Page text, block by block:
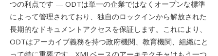
つの利点です — ODTは単一の企業ではなくオープンな標準
によって管理されており、独自のロックインから解放された
長期的なドキュメントアクセスを保証します。これにより、
ODTはアーカイブ義務を持つ政府機関、教育機関、組織にと
って特に重要です。XMLベースのアーキテクチャはもう一つ